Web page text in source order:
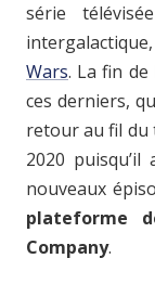
série
Wars. La fin de
ces derniers,
retour au fil du
2020
nouveaux
plateforme
Company.